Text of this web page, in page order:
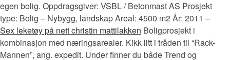
egen bolig. Oppdragsgiver: VSBL / Betonmast AS Prosjekt
type: Bolig – Nybygg, landskap Areal: 4500 m2 År: 2011 –
Sex leketøy på nett christin mattilakken Boligprosjekt i
kombinasjon med næringsarealer. Kikk litt i tråden til “Rack-
Mannen”, ang. expedit. Under finner du både Trend og